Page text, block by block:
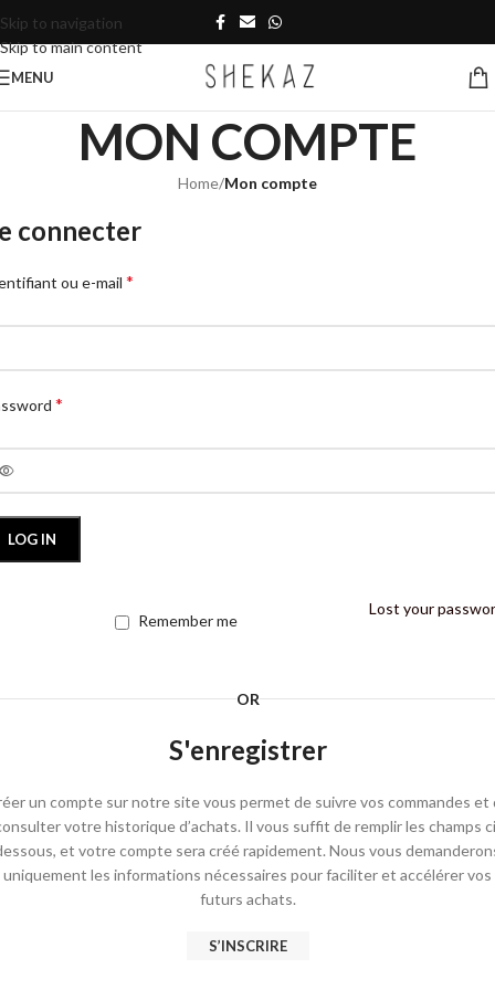
Skip to navigation
Skip to main content
MENU
MON COMPTE
Home/Mon compte
connecter
ou e-mail *
*
LOG IN
Lost your
Remember me
OR
S'enregistrer
un compte sur notre site vous permet de suivre vos commandes et
votre historique d’achats. Il vous suffit de remplir les champs
et votre compte sera créé rapidement. Nous vous
uniquement les informations nécessaires pour faciliter et accélérer vos
futurs achats.
S’INSCRIRE